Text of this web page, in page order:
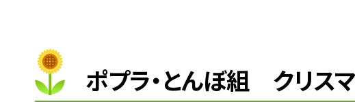
ポプラ・とんぼ組 クリス